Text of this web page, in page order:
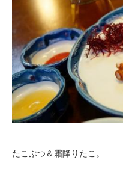
たこぶつ＆霜降りたこ。